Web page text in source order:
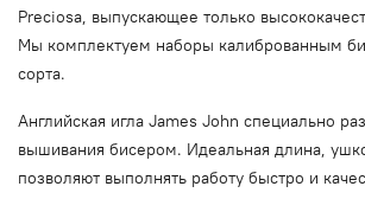
Preciosa, выпускающее только
Мы комплектуем наборы калиброванным
сорта.
Английская игла James John специально
вышивания бисером. Идеальная длина,
позволяют выполнять работу быстро и